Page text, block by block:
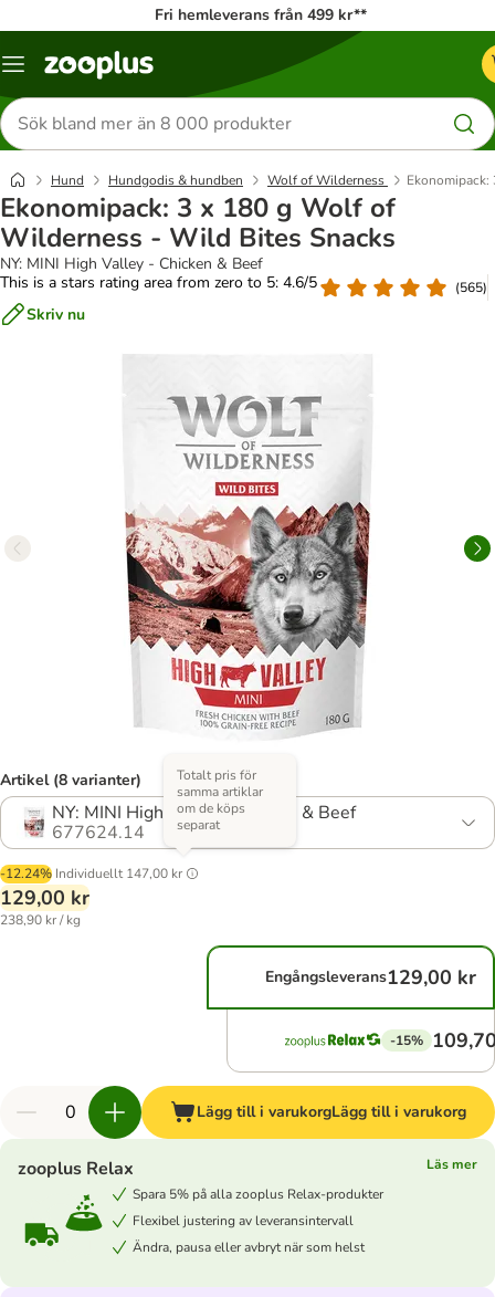
Fri hemleverans från 499 kr**
Katalogmeny
Sök
efter
produkter
Hund Hundgodis & hundben Wolf of Wilderness
Ekonomipack: 3 x 180 g Wolf of
Wilderness - Wild Bites Snacks
NY: MINI High Valley - Chicken & Beef
This is a stars rating area from zero to 5: 4.6/5
(565)
Skriv nu
Artikel (8 varianter)
NY: MINI High Valley - Chicken & Beef
677624.14
-12.24% Individuellt 147,00 kr
Totalt pris för
samma artiklar
om de köps
separat
129,00 kr
238,90 kr / kg
Engångsleverans129,00 kr
-15%
Lägg till i varukorgLägg till i varukorg
zooplus Relax
Läs mer
Spara 5% på alla zooplus Relax-produkter
Flexibel justering av leveransintervall
Ändra, pausa eller avbryt när som helst